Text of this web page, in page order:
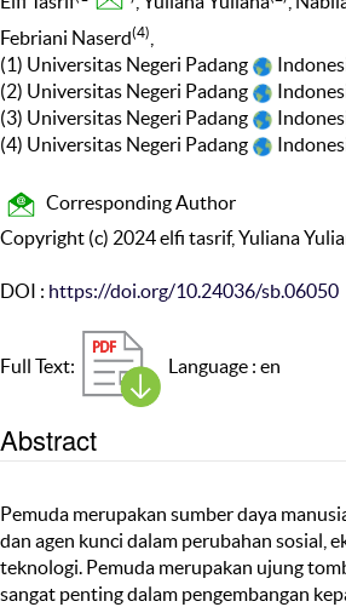
Febriani Naserd(4)
(1) Universitas Negeri Padang
(2) Universitas Negeri Padang
(3) Universitas Negeri Padang
(4) Universitas Negeri Padang
Corresponding Author
Copyright (c) 2024 elfi tasrif, Yuliana
DOI : https://doi.org/10.24036/sb.06050
Full Text: Language : en
Abstract
Pemuda merupakan sumber daya
dan agen kunci dalam perubahan sosial,
teknologi. Pemuda merupakan ujung
sangat penting dalam pengembangan